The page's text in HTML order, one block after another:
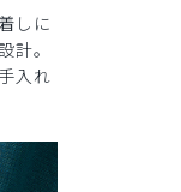
しに
計。
入れ